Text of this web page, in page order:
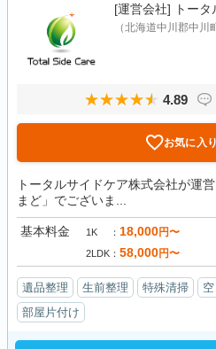
[運営会社] トー
（北海道中川郡中川
4.89
お気に入
トータルサイドケア株式会社が運
まど」でございま...
基本料金 1K 18,000円〜
2LDK 58,000円〜
遺品整理 生前整理 特殊清掃
部屋片付け